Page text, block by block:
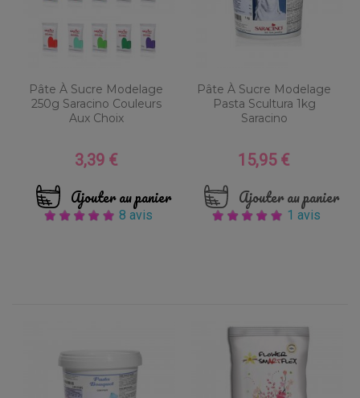
Pâte À Sucre Modelage
250g Saracino Couleurs
Aux Choix
Prix
3,39 €
Ajouter au panier
8 avis
Pâte À Sucre Modelage
Pasta Scultura 1kg
Saracino
Prix
15,95 €
Ajouter au panier
1 avis